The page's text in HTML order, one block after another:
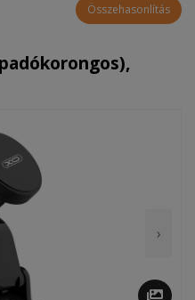
Összehasonlítás
›